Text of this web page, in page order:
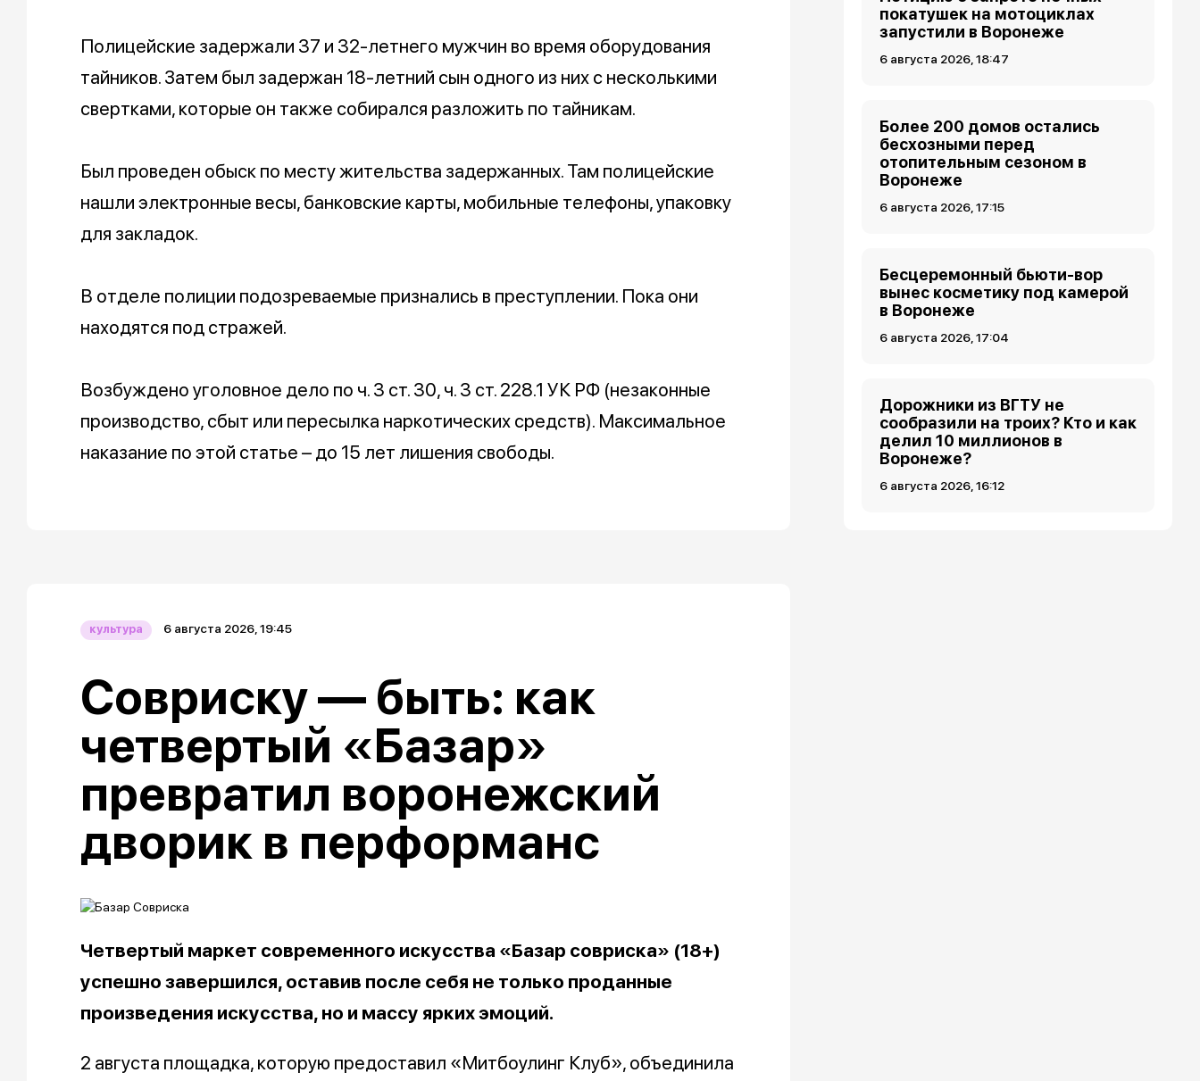
Полицейские задержали 37 и 32-летнего мужчин во время оборудования
тайников. Затем был задержан 18-летний сын одного из них с несколькими
свертками, которые он также собирался разложить по тайникам.
Был проведен обыск по месту жительства задержанных. Там полицейские
нашли электронные весы, банковские карты, мобильные телефоны, упаковку
для закладок.
В отделе полиции подозреваемые признались в преступлении. Пока они
находятся под стражей.
Возбуждено уголовное дело по ч. 3 ст. 30, ч. 3 ст. 228.1 УК РФ (незаконные
производство, сбыт или пересылка наркотических средств). Максимальное
наказание по этой статье – до 15 лет лишения свободы.
покатушек на мотоциклах
запустили в Воронеже
6 августа 2026, 18:47
Более 200 домов остались
бесхозными перед
отопительным сезоном в
Воронеже
6 августа 2026, 17:15
Бесцеремонный бьюти-вор
вынес косметику под камерой
в Воронеже
6 августа 2026, 17:04
Дорожники из ВГТУ не
сообразили на троих? Кто и как
делил 10 миллионов в
Воронеже?
6 августа 2026, 16:12
культура 6 августа 2026, 19:45
Совриску — быть: как
четвертый «Базар»
превратил воронежский
дворик в перформанс
Четвертый маркет современного искусства «Базар совриска» (18+)
успешно завершился, оставив после себя не только проданные
произведения искусства, но и массу ярких эмоций.
2 августа площадка, которую предоставил «Митбоулинг Клуб», объединила